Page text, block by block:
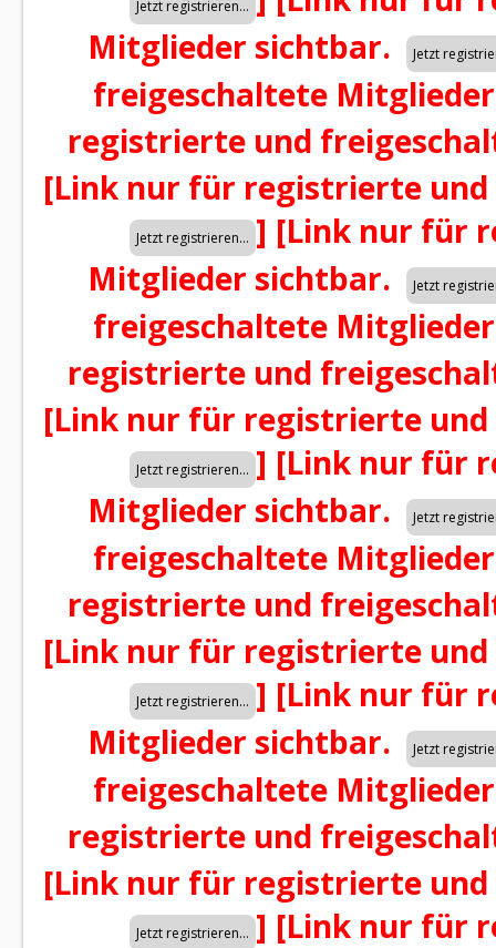
Mitglieder sichtbar.
freigeschaltete
registrierte und
[Link nur für registrierte
] [Link nur für
Mitglieder sichtbar.
freigeschaltete
registrierte und
[Link nur für registrierte
] [Link nur für
Mitglieder sichtbar.
freigeschaltete
registrierte und
[Link nur für registrierte
] [Link nur für
Mitglieder sichtbar.
freigeschaltete
registrierte und
[Link nur für registrierte
] [Link nur für